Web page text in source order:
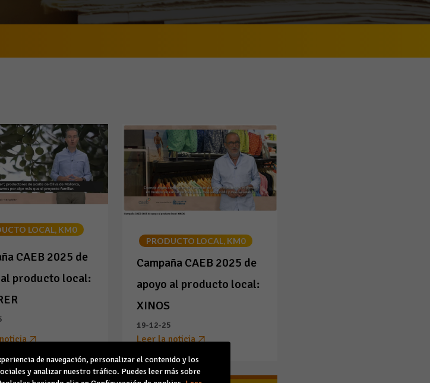
LOCAL, KM0
CAEB 2025 de
producto local:
PRODUCTO LOCAL, KM0
Campaña CAEB 2025 de
apoyo al producto local:
XINOS
19-12-25
Leer la noticia
de navegación, personalizar el contenido y los
y analizar nuestro tráfico. Puedes leer más sobre